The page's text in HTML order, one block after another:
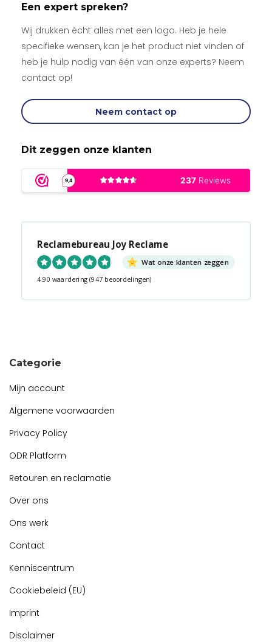
Een expert spreken?
Wij drukken écht alles met een logo. Heb je hele
specifieke wensen, kan je het product niet vinden of
heb je hulp nodig van één van onze experts? Neem
contact op!
Neem contact op
Dit zeggen onze klanten
Reclamebureau Joy Reclame
Wat onze klanten zeggen
4.90 waardering (947 beoordelingen)
Categorie
Mijn account
Algemene voorwaarden
Privacy Policy
ODR Platform
Retouren en reclamatie
Over ons
Ons werk
Contact
Kenniscentrum
Cookiebeleid (EU)
Imprint
Disclaimer